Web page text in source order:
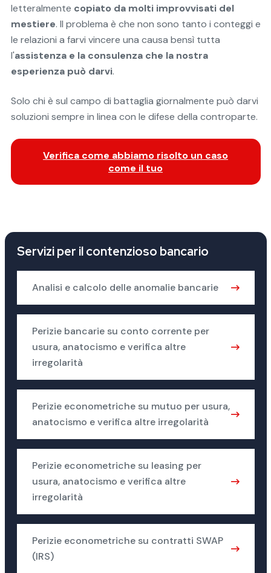
letteralmente copiato da molti improvvisati del
mestiere. Il problema è che non sono tanto i conteggi e
le relazioni a farvi vincere una causa bensì tutta
l'assistenza e la consulenza che la nostra
esperienza può darvi.
Solo chi è sul campo di battaglia giornalmente può darvi
soluzioni sempre in linea con le difese della controparte.
Verifica come abbiamo risolto un caso
come il tuo
Servizi per il contenzioso bancario
Analisi e calcolo delle anomalie bancarie
Perizie bancarie su conto corrente per
usura, anatocismo e verifica altre
irregolarità
Perizie econometriche su mutuo per usura,
anatocismo e verifica altre irregolarità
Perizie econometriche su leasing per
usura, anatocismo e verifica altre
irregolarità
Perizie econometriche su contratti SWAP
(IRS)